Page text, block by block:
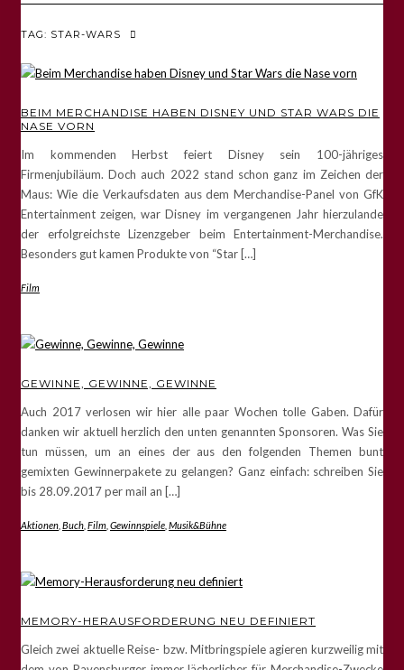
TAG: STAR-WARS
BEIM MERCHANDISE HABEN DISNEY UND STAR WARS DIE
NASE VORN
Im kommenden Herbst feiert Disney sein 100-jähriges
Firmenjubiläum. Doch auch 2022 stand schon ganz im Zeichen der
Maus: Wie die Verkaufsdaten aus dem Merchandise-Panel von GfK
Entertainment zeigen, war Disney im vergangenen Jahr hierzulande
der erfolgreichste Lizenzgeber beim Entertainment-Merchandise.
Besonders gut kamen Produkte von “Star […]
Film
GEWINNE, GEWINNE, GEWINNE
Auch 2017 verlosen wir hier alle paar Wochen tolle Gaben. Dafür
danken wir aktuell herzlich den unten genannten Sponsoren. Was Sie
tun müssen, um an eines der aus den folgenden Themen bunt
gemixten Gewinnerpakete zu gelangen? Ganz einfach: schreiben Sie
bis 28.09.2017 per mail an […]
Aktionen Buch Film Gewinnspiele Musik&Bühne
MEMORY-HERAUSFORDERUNG NEU DEFINIERT
Gleich zwei aktuelle Reise- bzw. Mitbringspiele agieren kurzweilig mit